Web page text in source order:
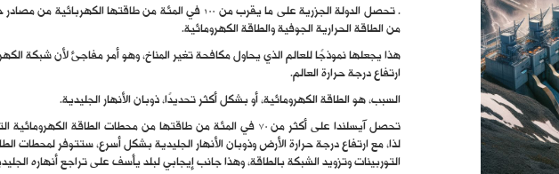
. تحصل الدولة الجزرية على ما يقرب من 100 في المئة من طاقتها
من الطاقة الحرارية الجوفية والطاقة الكهرومائية.
هذا يجعلها نموذجًا للعالم الذي يحاول مكافحة تغير المناخ، وهو أمر مفاجئ لأن شبكة
ارتفاع درجة حرارة العالم.
السبب، هو الطاقة الكهرومائية، أو بشكل أكثر تحديدًا، ذوبان الأنهار الجليدية.
تحصل آيسلندا على أكثر من 70 في المئة من طاقتها من محطات الطاقة
لذا، مع ارتفاع درجة حرارة الأرض وذوبان الأنهار الجليدية بشكل أسرع، ستتوفر لمحطات
التوربينات وتزويد الشبكة بالطاقة، وهذا جانب إيجابي لبلد يأسف على تراجع أنهاره